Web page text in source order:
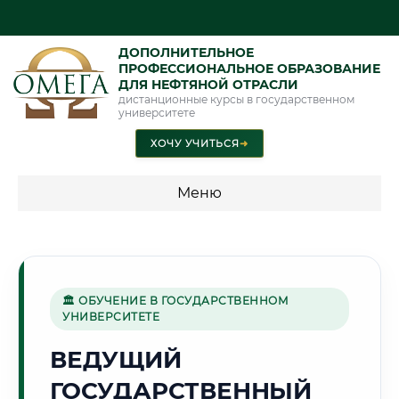
ДОПОЛНИТЕЛЬНОЕ
ПРОФЕССИОНАЛЬНОЕ ОБРАЗОВАНИЕ
ДЛЯ НЕФТЯНОЙ ОТРАСЛИ
дистанционные курсы в государственном
университете
ХОЧУ УЧИТЬСЯ➜
Меню
Г. ИЖЕВСК
🏛 ОБУЧЕНИЕ В ГОСУДАРСТВЕННОМ
УНИВЕРСИТЕТЕ
ВЕДУЩИЙ
ГОСУДАРСТВЕННЫЙ